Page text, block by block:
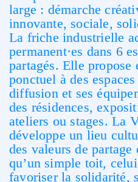
large : démarche
innovante, sociale,
La friche industrielle
permanent·es dans 6
partagés. Elle propose
ponctuel à des
diffusion et ses
des résidences,
ateliers ou stages. La
développe un lieu
des valeurs de partage
qu’un simple toit,
favoriser la solidarité,